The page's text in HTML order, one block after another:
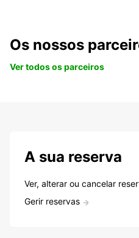
Os nossos
Ver todos os parceiros
A sua reserva
Ver, alterar ou cancelar
Gerir reservas